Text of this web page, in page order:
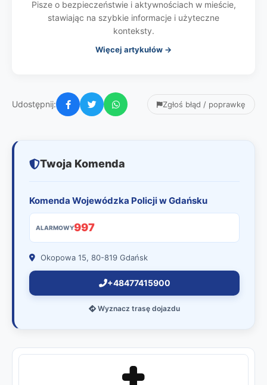
Pisze o bezpieczeństwie i aktywnościach w mieście,
stawiając na szybkie informacje i użyteczne
konteksty.
Więcej artykułów →
Udostępnij: Zgłoś błąd / poprawkę
Twoja Komenda
Komenda Wojewódzka Policji w Gdańsku
ALARMOWY997
Okopowa 15, 80-819 Gdańsk
+48477415900
Wyznacz trasę dojazdu